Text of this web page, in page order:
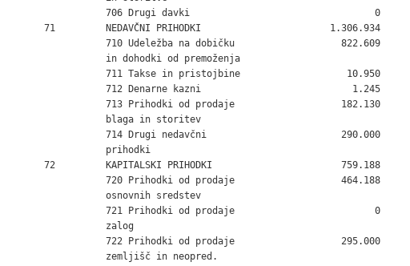
           706 Drugi davki                                 0
71         NEDAVČNI PRIHODKI                       1.306.934
           710 Udeležba na dobičku                   822.609
           in dohodki od premoženja
           711 Takse in pristojbine                   10.950
           712 Denarne kazni                           1.245
           713 Prihodki od prodaje                   182.130
           blaga in storitev
           714 Drugi nedavčni                        290.000
           prihodki
72         KAPITALSKI PRIHODKI                       759.188
           720 Prihodki od prodaje                   464.188
           osnovnih sredstev
           721 Prihodki od prodaje                         0
           zalog
           722 Prihodki od prodaje                   295.000
           zemljišč in neopred.